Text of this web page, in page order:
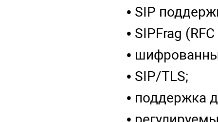
• SIP
• SIPFrag
•
• SIP/TLS;
• поддержка